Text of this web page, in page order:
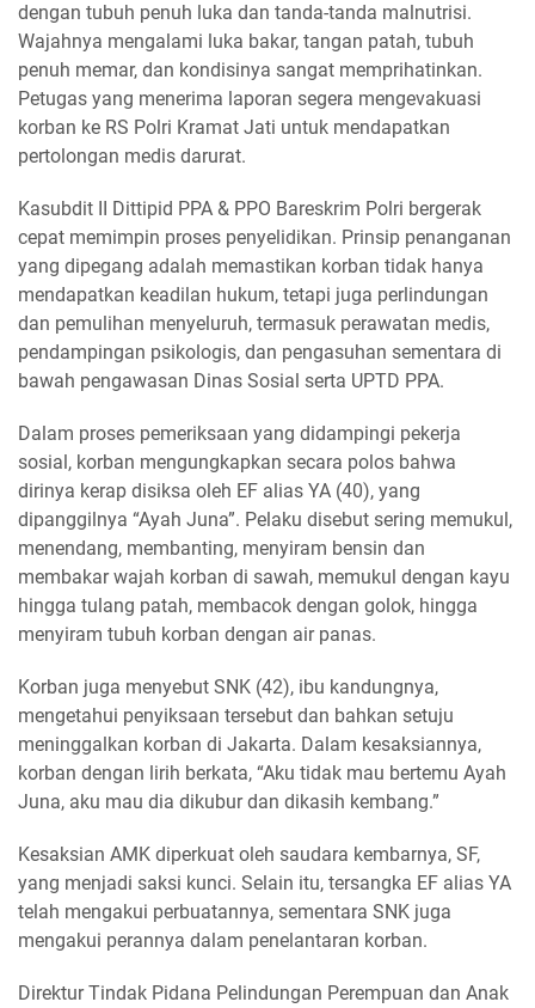
dengan tubuh penuh luka dan tanda-tanda malnutrisi.
Wajahnya mengalami luka bakar, tangan patah, tubuh
penuh memar, dan kondisinya sangat memprihatinkan.
Petugas yang menerima laporan segera mengevakuasi
korban ke RS Polri Kramat Jati untuk mendapatkan
pertolongan medis darurat.
Kasubdit II Dittipid PPA & PPO Bareskrim Polri bergerak
cepat memimpin proses penyelidikan. Prinsip penanganan
yang dipegang adalah memastikan korban tidak hanya
mendapatkan keadilan hukum, tetapi juga perlindungan
dan pemulihan menyeluruh, termasuk perawatan medis,
pendampingan psikologis, dan pengasuhan sementara di
bawah pengawasan Dinas Sosial serta UPTD PPA.
Dalam proses pemeriksaan yang didampingi pekerja
sosial, korban mengungkapkan secara polos bahwa
dirinya kerap disiksa oleh EF alias YA (40), yang
dipanggilnya “Ayah Juna”. Pelaku disebut sering memukul,
menendang, membanting, menyiram bensin dan
membakar wajah korban di sawah, memukul dengan kayu
hingga tulang patah, membacok dengan golok, hingga
menyiram tubuh korban dengan air panas.
Korban juga menyebut SNK (42), ibu kandungnya,
mengetahui penyiksaan tersebut dan bahkan setuju
meninggalkan korban di Jakarta. Dalam kesaksiannya,
korban dengan lirih berkata, “Aku tidak mau bertemu Ayah
Juna, aku mau dia dikubur dan dikasih kembang.”
Kesaksian AMK diperkuat oleh saudara kembarnya, SF,
yang menjadi saksi kunci. Selain itu, tersangka EF alias YA
telah mengakui perbuatannya, sementara SNK juga
mengakui perannya dalam penelantaran korban.
Direktur Tindak Pidana Pelindungan Perempuan dan Anak